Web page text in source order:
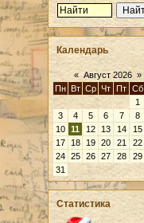
Календарь
« Август 2026 »
Пн
Вт Ср Чт Пт Сб
1
3
4 5 6 7 8
10 11 12 13 14 15
17
18 19 20 21 22
24 25 26 27 28 29
31
Статистика